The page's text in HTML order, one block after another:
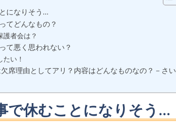
になりそう…
てどんなもの？
護者会は？
て悪く思われない？
い！
席理由としてアリ？内容はどんなものなの？－さい
で休むことになりそう…